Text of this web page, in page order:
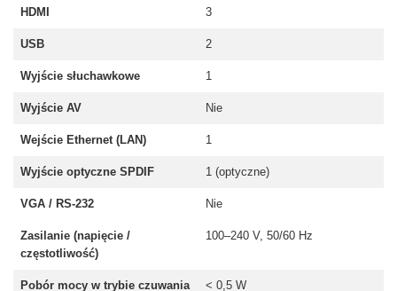
HDMI 3
USB 2
Wyjście słuchawkowe 1
Wyjście AV Nie
Wejście Ethernet (LAN) 1
Wyjście optyczne SPDIF 1 (optyczne)
VGA / RS-232 Nie
Zasilanie (napięcie /
częstotliwość)
100–240 V, 50/60 Hz
Pobór mocy w trybie czuwania < 0,5 W